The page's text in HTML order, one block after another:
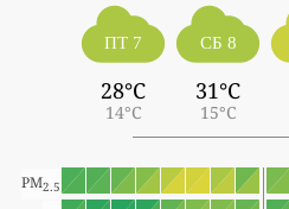
ПТ 7
28°C
14°C
СБ 8
31°C
15°C
PM2.5